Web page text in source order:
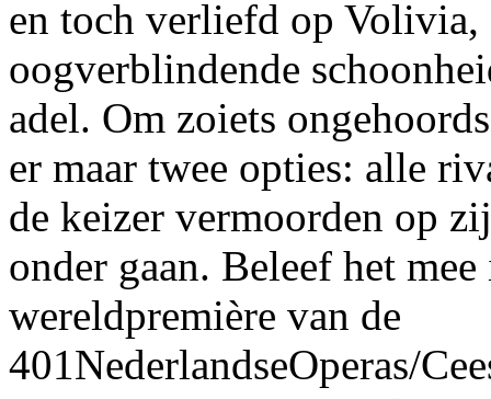
en toch verliefd op Volivia,
oogverblindende
adel. Om zoiets
er maar twee opties: alle
de keizer vermoorden op
onder gaan. Beleef het mee
wereldpremière van de
401NederlandseOperas/